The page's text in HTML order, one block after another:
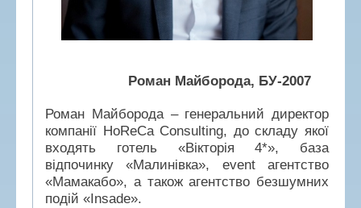
Роман Майборода, БУ-2007
Роман Майборода – генеральний директор
компанії HoReCa Consulting, до складу якої
входять готель «Вікторія 4*», база
відпочинку «Малинівка», event агентство
«Мамакабо», а також агентство безшумних
подій «Insade».